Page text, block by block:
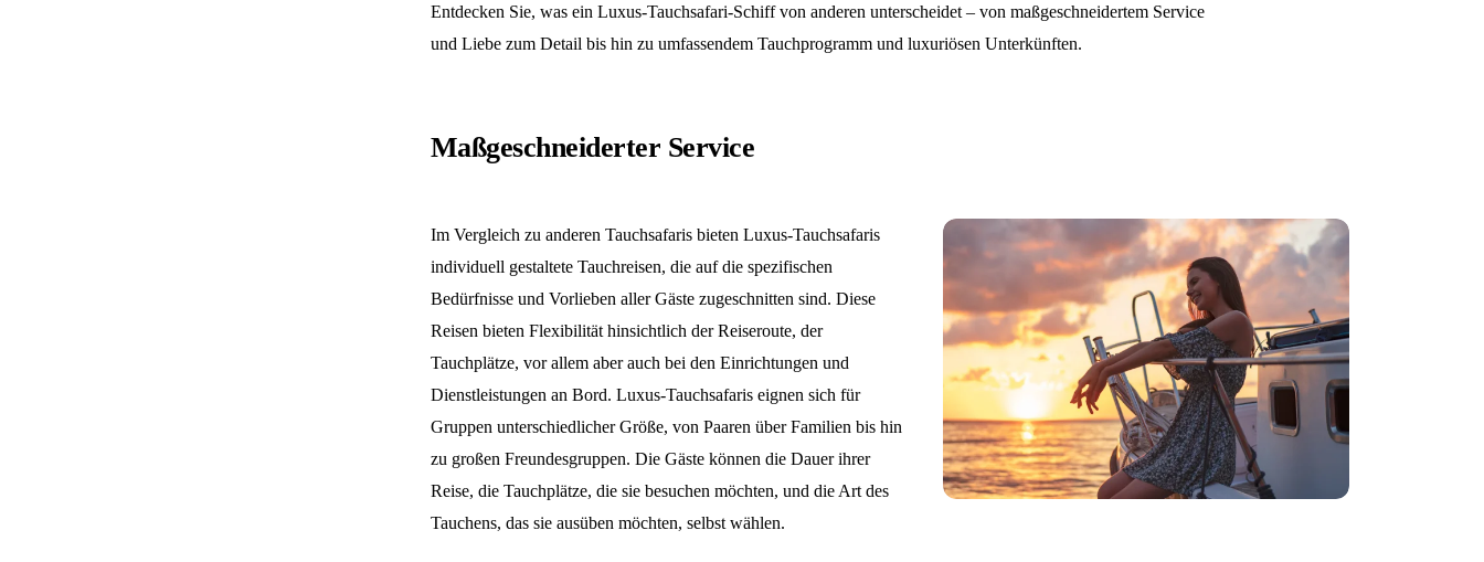
Entdecken Sie, was ein Luxus-Tauchsafari-Schiff von anderen unterscheidet – von maßgeschneidertem Service
und Liebe zum Detail bis hin zu umfassendem Tauchprogramm und luxuriösen Unterkünften.
Maßgeschneiderter Service
Im Vergleich zu anderen Tauchsafaris bieten Luxus-Tauchsafaris
individuell gestaltete Tauchreisen, die auf die spezifischen
Bedürfnisse und Vorlieben aller Gäste zugeschnitten sind. Diese
Reisen bieten Flexibilität hinsichtlich der Reiseroute, der
Tauchplätze, vor allem aber auch bei den Einrichtungen und
Dienstleistungen an Bord. Luxus-Tauchsafaris eignen sich für
Gruppen unterschiedlicher Größe, von Paaren über Familien bis hin
zu großen Freundesgruppen. Die Gäste können die Dauer ihrer
Reise, die Tauchplätze, die sie besuchen möchten, und die Art des
Tauchens, das sie ausüben möchten, selbst wählen.